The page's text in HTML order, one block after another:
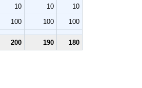
10 10
10
100 100 100
200 190 180